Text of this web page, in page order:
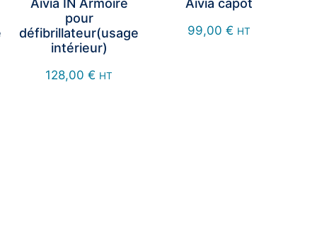
pour
défibrillateur(usage
intérieur)
128,00€ HT
99,00 € HT